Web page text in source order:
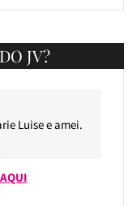
JV?
Luise e amei.